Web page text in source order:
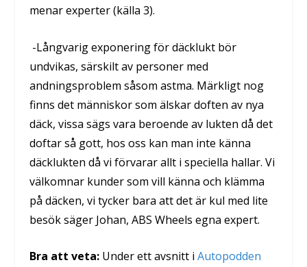
menar experter(källa 3).
-Långvarig exponering för däcklukt bör
undvikas, särskilt av personer med
andningsproblem såsom astma. Märkligt nog
finns det människor som älskar doften av nya
däck, vissa sägs vara beroende av lukten då det
doftar så gott, hos oss kan man inte känna
däcklukten då vi förvarar allt i speciella hallar. Vi
välkomnar kunder som vill känna och klämma
på däcken, vi tycker bara att det är kul med lite
besök säger Johan, ABS Wheels egna expert.
Bra att veta:Under ett avsnitt i Autopodden